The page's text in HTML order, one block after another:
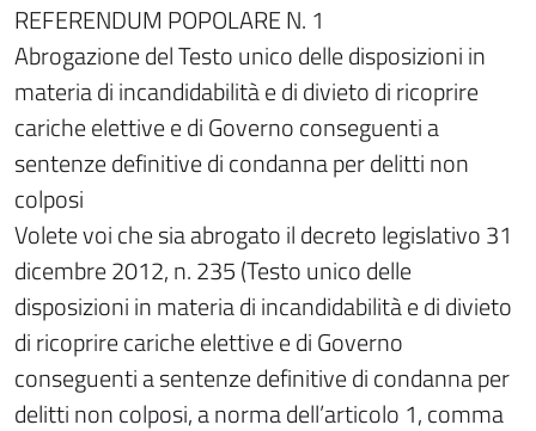
REFERENDUM POPOLARE N. 1
Abrogazione del Testo unico delle disposizioni in
materia di incandidabilità e di divieto di ricoprire
cariche elettive e di Governo conseguenti a
sentenze definitive di condanna per delitti non
colposi
Volete voi che sia abrogato il decreto legislativo 31
dicembre 2012, n. 235 (Testo unico delle
disposizioni in materia di incandidabilità e di divieto
di ricoprire cariche elettive e di Governo
conseguenti a sentenze definitive di condanna per
delitti non colposi, a norma dell’articolo 1, comma